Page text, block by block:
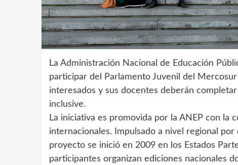
La Administración Nacional de Educación
participar del Parlamento Juvenil del
interesados y sus docentes deberán
inclusive.
La iniciativa es promovida por la ANEP con la
internacionales. Impulsado a nivel regional
proyecto se inició en 2009 en los Estados
participantes organizan ediciones nacionales